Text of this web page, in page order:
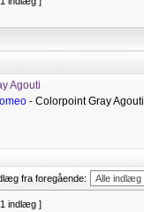
Agouti
- Colorpoint Gray Agouti
fra foregående:
indlæg ]